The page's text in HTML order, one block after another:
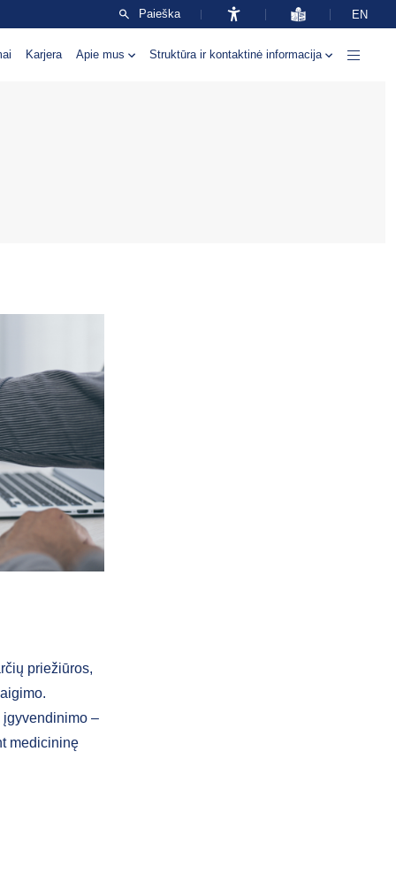
Paieška EN
Karjera Apie mus Struktūra ir kontaktinė informacija
priežiūros,
įgyvendinimo –
medicininę